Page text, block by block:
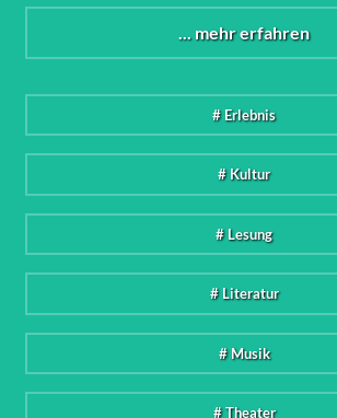
... mehr erfahren
# Erlebnis
# Kultur
# Lesung
# Literatur
# Musik
# Theater